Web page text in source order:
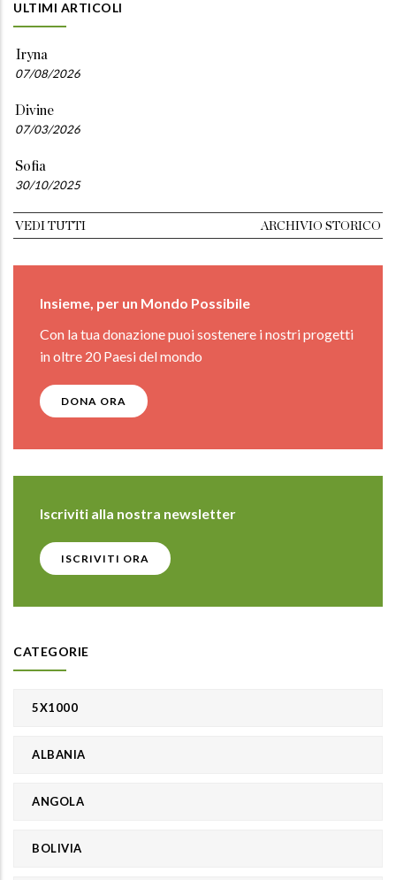
ULTIMI ARTICOLI
Iryna
07/08/2026
Divine
07/03/2026
Sofia
30/10/2025
VEDI TUTTI ARCHIVIO STORICO
Insieme, per un Mondo Possibile
Con la tua donazione puoi sostenere i nostri progetti
in oltre 20 Paesi del mondo
DONA ORA
Iscriviti alla nostra newsletter
ISCRIVITI ORA
CATEGORIE
5X1000
ALBANIA
ANGOLA
BOLIVIA